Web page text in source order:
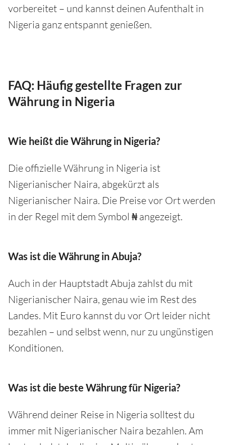
vorbereitet – und kannst deinen Aufenthalt in
Nigeria ganz entspannt genießen.
FAQ: Häufig gestellte Fragen zur
Währung in Nigeria
Wie heißt die Währung in Nigeria?
Die offizielle Währung in Nigeria ist
Nigerianischer Naira, abgekürzt als
Nigerianischer Naira. Die Preise vor Ort werden
in der Regel mit dem Symbol ₦ angezeigt.
Was ist die Währung in Abuja?
Auch in der Hauptstadt Abuja zahlst du mit
Nigerianischer Naira, genau wie im Rest des
Landes. Mit Euro kannst du vor Ort leider nicht
bezahlen – und selbst wenn, nur zu ungünstigen
Konditionen.
Was ist die beste Währung für Nigeria?
Während deiner Reise in Nigeria solltest du
immer mit Nigerianischer Naira bezahlen. Am